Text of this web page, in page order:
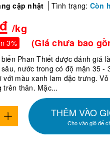
cập nhật Tình trạng: Còn
/kg
3% (Giá chưa bao
Phan Thiết được đánh giá
nước trong có độ mặn 35 -
với màu xanh lam đặc trưng.
trên thân. Mặc...
THÊM VÀO
Cho vào giỏ để